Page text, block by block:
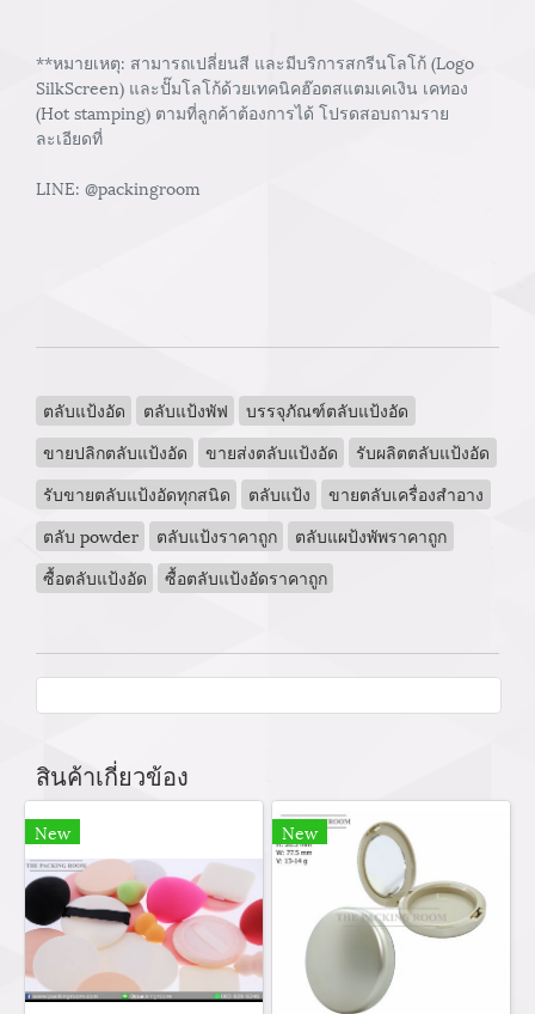
**หมายเหตุ: สามารถเปลี่ยนสี และมีบริการสกรีนโลโก้ (Logo
SilkScreen) และปั๊มโลโก้ด้วยเทคนิคฮ๊อตสแตมเคเงิน เคทอง
(Hot stamping) ตามที่ลูกค้าต้องการได้ โปรดสอบถามราย
ละเอียดที่
LINE: @packingroom
ตลับแป้งอัด ตลับแป้งพัฟ
บรรจุภัณฑ์ตลับแป้งอัด
ขายปลิกตลับแป้งอัด
ขายส่งตลับแป้งอัด
รับผลิตตลับแป้งอัด
รับขายตลับแป้งอัดทุกสนิด
ตลับแป้ง
ขายตลับเครื่องสำอาง
ตลับ powder
ตลับแป้งราคาถูก
ตลับแผป้งพัพราคาถูก
ซื้อตลับแป้งอัด
ซื้อตลับแป้งอัดราคาถูก
สินค้าเกี่ยวข้อง
New New